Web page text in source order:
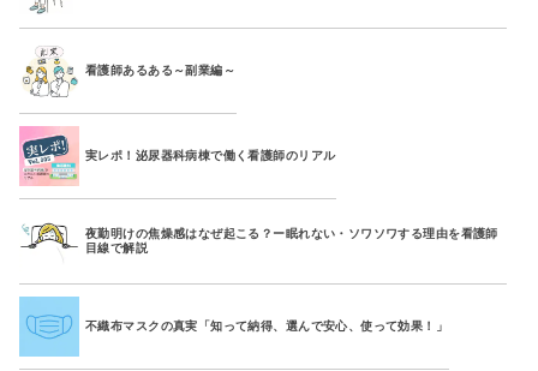
看護師あるある～副業編～
実レポ！泌尿器科病棟で働く看護師のリアル
夜勤明けの焦燥感はなぜ起こる？ー眠れない・ソワソワする理由を看護師
目線で解説
不織布マスクの真実「知って納得、選んで安心、使って効果！」